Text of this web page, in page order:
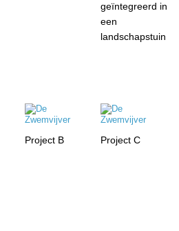
geïntegreerd in
een
landschapstuin
Project B Project C